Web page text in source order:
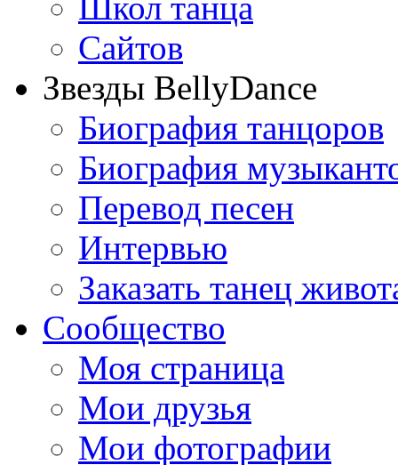
Школ танца
Сайтов
Звезды BellyDance
Биография танцоров
Биография
Перевод песен
Интервью
Заказать танец
Сообщество
Моя страница
Мои друзья
Мои фотографии